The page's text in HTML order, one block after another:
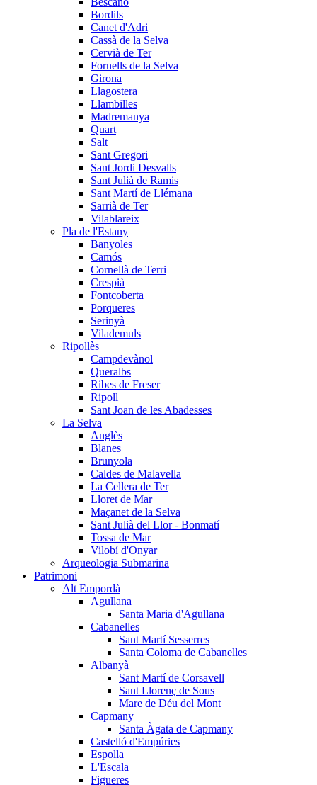
Bordils
Canet d'Adri
Cassà de la Selva
Cervià de Ter
Fornells de la Selva
Girona
Llagostera
Llambilles
Madremanya
Quart
Salt
Sant Gregori
Sant Jordi Desvalls
Sant Julià de Ramis
Sant Martí de Llémana
Sarrià de Ter
Vilablareix
Pla de l'Estany
Banyoles
Camós
Cornellà de Terri
Crespià
Fontcoberta
Porqueres
Serinyà
Vilademuls
Ripollès
Campdevànol
Queralbs
Ribes de Freser
Ripoll
Sant Joan de les Abadesses
La Selva
Anglès
Blanes
Brunyola
Caldes de Malavella
La Cellera de Ter
Lloret de Mar
Maçanet de la Selva
Sant Julià del Llor - Bonmatí
Tossa de Mar
Vilobí d'Onyar
Arqueologia Submarina
Patrimoni
Alt Empordà
Agullana
Santa Maria d'Agullana
Cabanelles
Sant Martí Sesserres
Santa Coloma de Cabanelles
Albanyà
Sant Martí de Corsavell
Sant Llorenç de Sous
Mare de Déu del Mont
Capmany
Santa Àgata de Capmany
Castelló d'Empúries
Espolla
L'Escala
Figueres